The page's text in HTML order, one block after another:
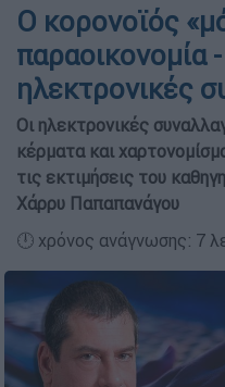
Ο κορονοϊός
παραοικονομία
ηλεκτρονικές
Οι ηλεκτρονικές
κέρματα και
τις εκτιμήσεις του
Χάρρυ Παπαπανάγου
🕛 χρόνος ανάγνωσης: 7